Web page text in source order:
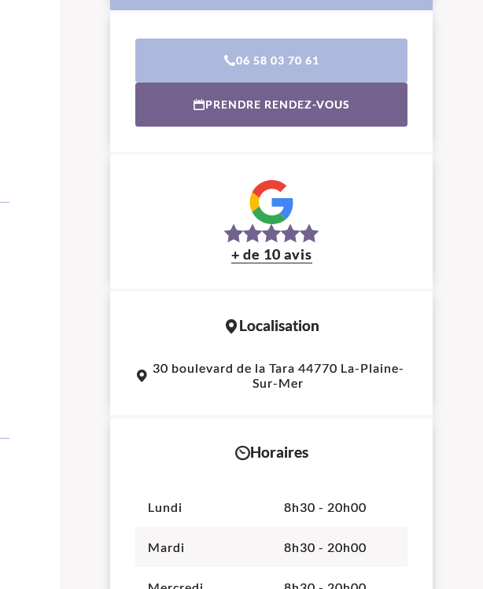
06 58 03 70 61
PRENDRE RENDEZ-VOUS
+ de 10 avis
Localisation
30 boulevard de la Tara 44770 La-Plaine-
Sur-Mer
Horaires
Lundi 8h30 - 20h00
Mardi 8h30 - 20h00